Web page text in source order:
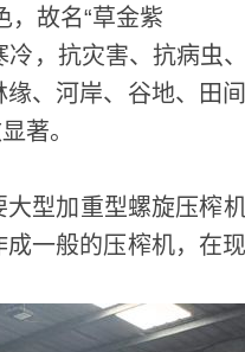
，故名“草金紫
，抗灾害、抗病虫
、河岸、谷地、田
著。
型加重型螺旋压榨
一般的压榨机，在